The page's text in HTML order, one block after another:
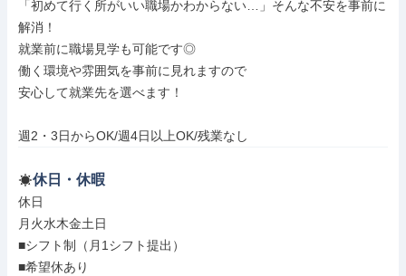
「初めて行く所がいい職場かわからない…」そんな不安を事前に
解消！
就業前に職場見学も可能です◎
働く環境や雰囲気を事前に見れますので
安心して就業先を選べます！
週2・3日からOK/週4日以上OK/残業なし
休日・休暇
休日
月火水木金土日
■シフト制（月1シフト提出）
■希望休あり